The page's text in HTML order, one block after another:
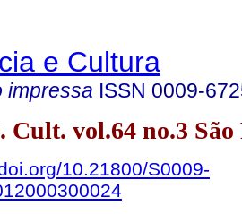
e Cultura
impressa ISSN 0009-
Cult. vol.64 no.3
10.21800/S0009-